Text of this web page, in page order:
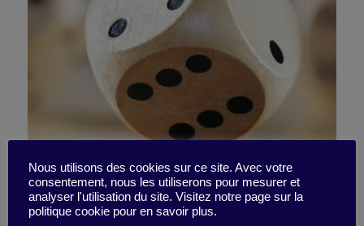
Luckless or riskless?
Nous utilisons des cookies sur ce site. Avec votre
consentement, nous les utiliserons pour mesurer et
analyser l'utilisation du site. Visitez notre page sur la
politique cookie pour en savoir plus.